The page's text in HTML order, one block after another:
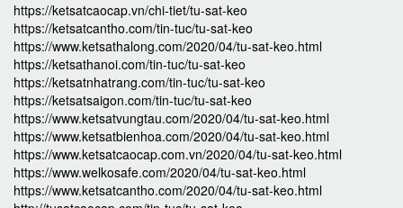
https://ketsatcaocap.vn/chi-tiet/tu-sat-keo
https://ketsatcantho.com/tin-tuc/tu-sat-keo
https://www.ketsathalong.com/2020/04/tu-sat-keo.html
https://ketsathanoi.com/tin-tuc/tu-sat-keo
https://ketsatnhatrang.com/tin-tuc/tu-sat-keo
https://ketsatsaigon.com/tin-tuc/tu-sat-keo
https://www.ketsatvungtau.com/2020/04/tu-sat-keo.html
https://www.ketsatbienhoa.com/2020/04/tu-sat-keo.html
https://www.ketsatcaocap.com.vn/2020/04/tu-sat-keo.html
https://www.welkosafe.com/2020/04/tu-sat-keo.html
https://www.ketsatcantho.com/2020/04/tu-sat-keo.html